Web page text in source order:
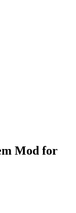
Mod for